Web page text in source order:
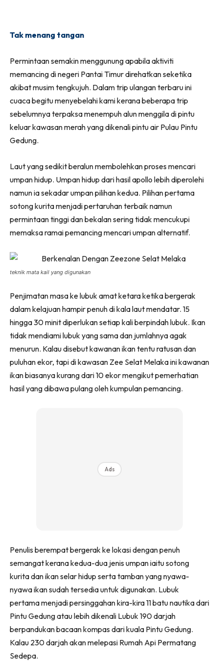
Tak menang tangan
Permintaan semakin menggunung apabila aktiviti
memancing di negeri Pantai Timur direhatkan seketika
akibat musim tengkujuh. Dalam trip ulangan terbaru ini
cuaca begitu menyebelahi kami kerana beberapa trip
sebelumnya terpaksa menempuh alun menggila di pintu
keluar kawasan merah yang dikenali pintu air Pulau Pintu
Gedung.
Laut yang sedikit beralun membolehkan proses mencari
umpan hidup. Umpan hidup dari hasil apollo lebih diperolehi
namun ia sekadar umpan pilihan kedua. Pilihan pertama
sotong kurita menjadi pertaruhan terbaik namun
permintaan tinggi dan bekalan sering tidak mencukupi
memaksa ramai pemancing mencari umpan alternatif.
teknik mata kail yang digunakan
Penjimatan masa ke lubuk amat ketara ketika bergerak
dalam kelajuan hampir penuh di kala laut mendatar. 15
hingga 30 minit diperlukan setiap kali berpindah lubuk. Ikan
tidak mendiami lubuk yang sama dan jumlahnya agak
menurun. Kalau disebut kawanan ikan tentu ratusan dan
puluhan ekor, tapi di kawasan Zee Selat Melaka ini kawanan
ikan biasanya kurang dari 10 ekor mengikut pemerhatian
hasil yang dibawa pulang oleh kumpulan pemancing.
Ads
Penulis berempat bergerak ke lokasi dengan penuh
semangat kerana kedua-dua jenis umpan iaitu sotong
kurita dan ikan selar hidup serta tamban yang nyawa-
nyawa ikan sudah tersedia untuk digunakan. Lubuk
pertama menjadi persinggahan kira-kira 11 batu nautika dari
Pintu Gedung atau lebih dikenali Lubuk 190 darjah
berpandukan bacaan kompas dari kuala Pintu Gedung.
Kalau 230 darjah akan melepasi Rumah Api Permatang
Sedepa.